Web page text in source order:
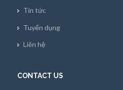
Tin tức
Tuyển dụng
Liên hệ
CONTACT US